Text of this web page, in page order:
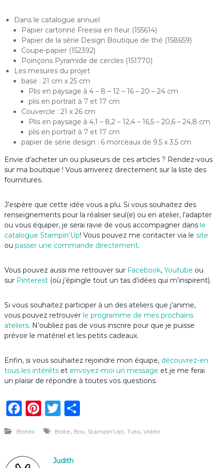
Dans le catalogue annuel
Papier cartonné Freesia en fleur (155614)
Papier de la série Design Boutique de thé (158659)
Coupe-papier (152392)
Poinçons Pyramide de cercles (151770)
Les mesures du projet
base : 21 cm x 25 cm
Plis en paysage à 4 – 8 – 12 – 16 – 20 – 24 cm
plis en portrait à 7 et 17 cm
Couvercle : 21 x 26 cm
Plis en paysage à 4,1 – 8,2 – 12,4 – 16,5 – 20,6 – 24,8 cm
plis en portrait à 7 et 17 cm
papier de série design : 6 morceaux de 9,5 x 3,5 cm
Envie d’acheter un ou plusieurs de ces articles ? Rendez-vous
sur ma boutique ! Vous arriverez directement sur la liste des
fournitures.
J’espère que cette idée vous a plu. Si vous souhaitez des
renseignements pour la réaliser seul(e) ou en atelier, l’adapter
ou vous équiper, je serai ravie de vous accompagner dans le
catalogue Stampin’Up! Vous pouvez me contacter via le site
ou passer une commande directement.
Vous pouvez aussi me retrouver sur Facebook, Youtube ou
sur Pinterest (où j’épingle tout un tas d’idées qui m’inspirent).
Si vous souhaitez participer à un des ateliers que j’anime,
vous pouvez retrouverle programme de mes prochains
ateliers. N’oubliez pas de vous inscrire pour que je puisse
prévoir le matériel et les petits cadeaux.
Enfin, si vous souhaitez rejoindre mon équipe, découvrez-en
tous les intérêtset envoyez-moi un message et je me ferai
un plaisir de répondre à toutes vos questions.
F
c
e
Pi
n
te
re
T
it
te
P
ta
Boites Boite, Box, Stampin'Up!, Tuto, Vidéo
Judith